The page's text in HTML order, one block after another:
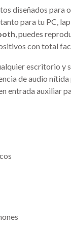
diseñados para
para tu PC,
, puedes
con total
escritorio y
de audio nítida
entrada auxiliar